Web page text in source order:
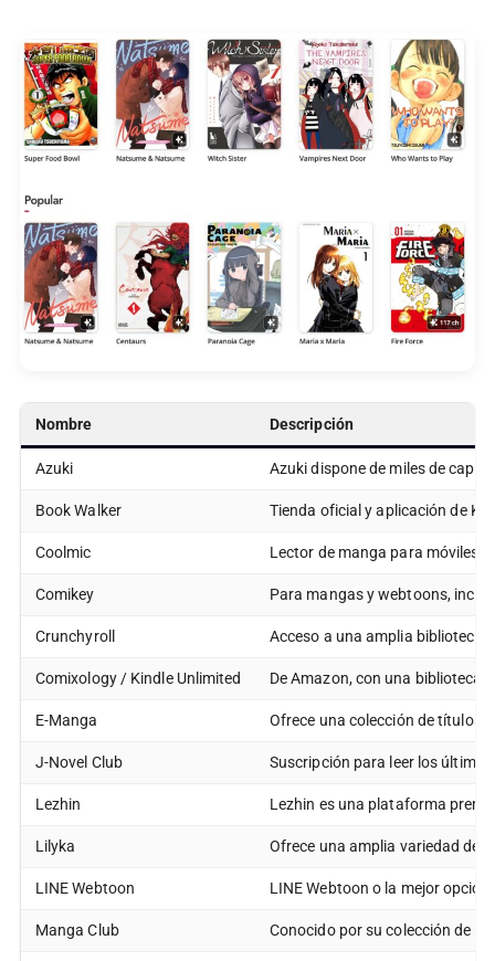
Nombre Descripción
Azuki Azuki dispone de miles de
Book Walker Tienda oficial y aplicación de
Coolmic Lector de manga para móviles
Comikey Para mangas y webtoons,
Crunchyroll Acceso a una amplia biblioteca
Comixology / Kindle Unlimited De Amazon, con una biblioteca
E-Manga Ofrece una colección de títulos
J-Novel Club Suscripción para leer los
Lezhin Lezhin es una plataforma
Lilyka Ofrece una amplia variedad de
LINE Webtoon LINE Webtoon o la mejor
Manga Club Conocido por su colección de